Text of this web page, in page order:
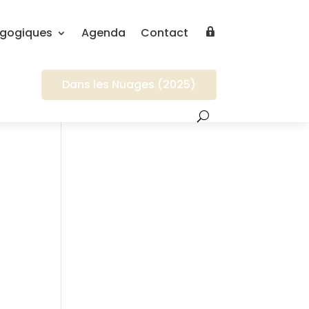
Agenda Contact Connection
Dans les Nuages (2025)